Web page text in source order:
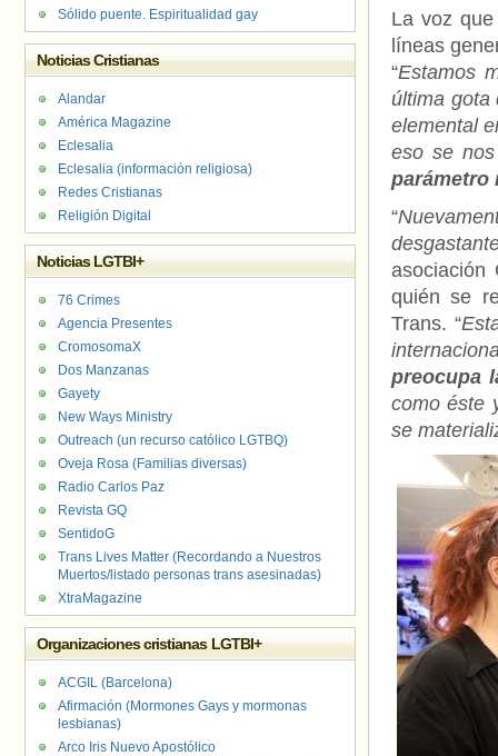
La voz
líneas
“Estamos
última gota
elemental
eso se
parámetro
“
asociación
quién se
Trans. “
preocupa
como éste
se
Sólido puente. Espiritualidad gay
Noticias Cristianas
Alandar
América Magazine
Eclesalia
Eclesalia (información religiosa)
Redes Cristianas
Religión Digital
Noticias LGTBI+
76 Crimes
Agencia Presentes
CromosomaX
Dos Manzanas
Gayety
New Ways Ministry
Outreach (un recurso católico LGTBQ)
Oveja Rosa (Familias diversas)
Radio Carlos Paz
Revista GQ
SentidoG
Trans Lives Matter (Recordando a Nuestros
Muertos/listado personas trans asesinadas)
XtraMagazine
Organizaciones cristianas LGTBI+
ACGIL (Barcelona)
Afirmación (Mormones Gays y mormonas
lesbianas)
Arco Iris Nuevo Apostólico